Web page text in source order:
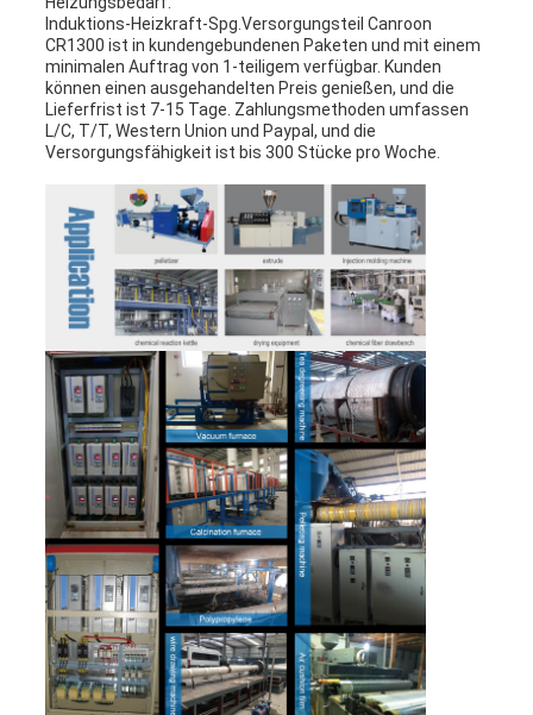
Induktions-Heizkraft-Spg.Versorgungsteil Canroon
CR1300 ist in kundengebundenen Paketen und mit einem
minimalen Auftrag von 1-teiligem verfügbar. Kunden
können einen ausgehandelten Preis genießen, und die
Lieferfrist ist 7-15 Tage. Zahlungsmethoden umfassen
L/C, T/T, Western Union und Paypal, und die
Versorgungsfähigkeit ist bis 300 Stücke pro Woche.